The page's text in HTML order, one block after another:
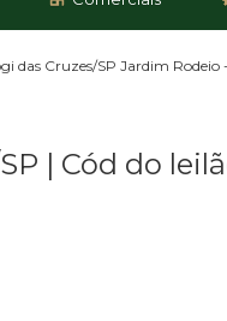
das Cruzes/SP Jardim Rodeio -
| Cód do